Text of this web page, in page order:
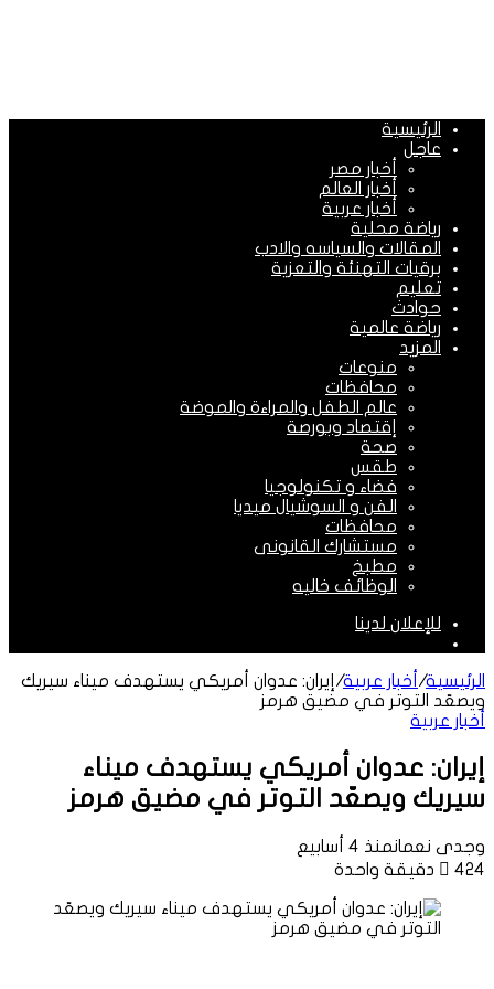
الرئيسية
عاجل
أخبار مصر
أخبار العالم
أخبار عربية
رياضة محلية
المقالات والسياسه والادب
برقيات التهنئة والتعزية
تعليم
حوادث
رياضة عالمية
المزيد
منوعات
محافظات
عالم الطفل والمراءة والموضة
إقتصاد وبورصة
صحة
طقس
فضاء و تكنولوجيا
الفن و السوشيال ميديا
محافظات
مستشارك القانونى
مطبخ
الوظائف خاليه
للإعلان لدينا
الرئيسية/ أخبار عربية/ إيران: عدوان أمريكي يستهدف ميناء سيريك
ويصعّد التوتر في مضيق هرمز
أخبار عربية
إيران: عدوان أمريكي يستهدف ميناء
سيريك ويصعّد التوتر في مضيق هرمز
وجدى نعمانمنذ 4 أسابيع
424
دقيقة واحدة